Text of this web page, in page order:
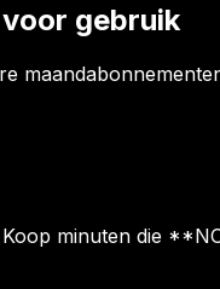
gebruik
minuten die